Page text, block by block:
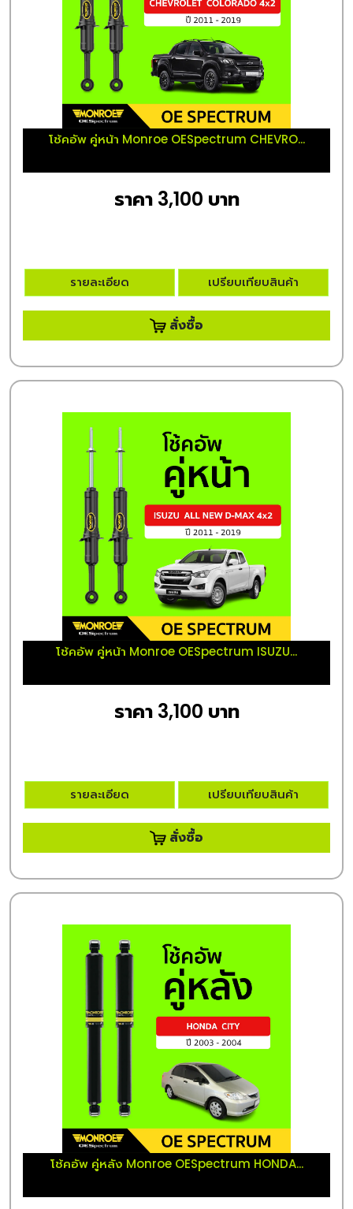
โช้คอัพ คู่หน้า Monroe OESpectrum CHEVRO...
ราคา 3,100 บาท
รายละเอียด เปรียบเทียบสินค้า
สั่งซื้อ
โช้คอัพ คู่หน้า Monroe OESpectrum ISUZU...
ราคา 3,100 บาท
รายละเอียด เปรียบเทียบสินค้า
สั่งซื้อ
โช้คอัพ คู่หลัง Monroe OESpectrum HONDA...